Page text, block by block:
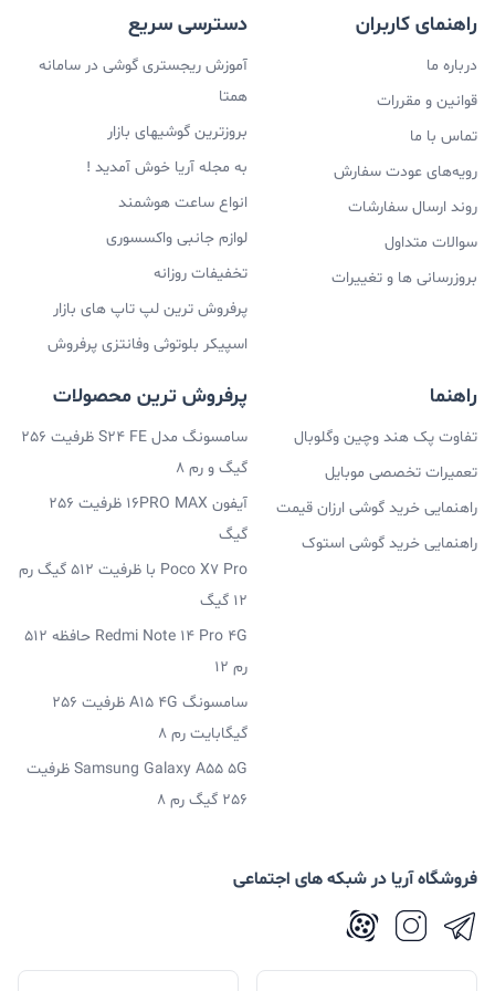
راهنمای کاربران
درباره ما
قوانین و مقررات
تماس با ما
رویه‌های عودت سفارش
روند ارسال سفارشات
سوالات متداول
بروزرسانی ها و تغییرات
دسترسی سریع
آموزش ریجستری گوشی در سامانه
همتا
بروزترین گوشیهای بازار
به مجله آریا خوش آمدید !
انواع ساعت هوشمند
لوازم جانبی واکسسوری
تخفیفات روزانه
پرفروش ترین لپ تاپ های بازار
اسپیکر بلوتوثی وفانتزی پرفروش
راهنما
تفاوت پک هند وچین وگلوبال
تعمیرات تخصصی موبایل
راهنمایی خرید گوشی ارزان قیمت
راهنمایی خرید گوشی استوک
پرفروش ترین محصولات
سامسونگ مدل S24 FE ظرفیت 256
گیگ و رم 8
آیفون 16PRO MAX ظرفیت 256
گیگ
Poco X7 Pro با ظرفیت 512 گیگ رم
12 گیگ
Redmi Note 14 Pro 4G حافظه 512
رم 12
سامسونگ A15 4G ظرفیت 256
گیگابایت رم 8
Samsung Galaxy A55 5G ظرفیت
256 گیگ رم 8
فروشگاه آریا در شبکه های اجتماعی